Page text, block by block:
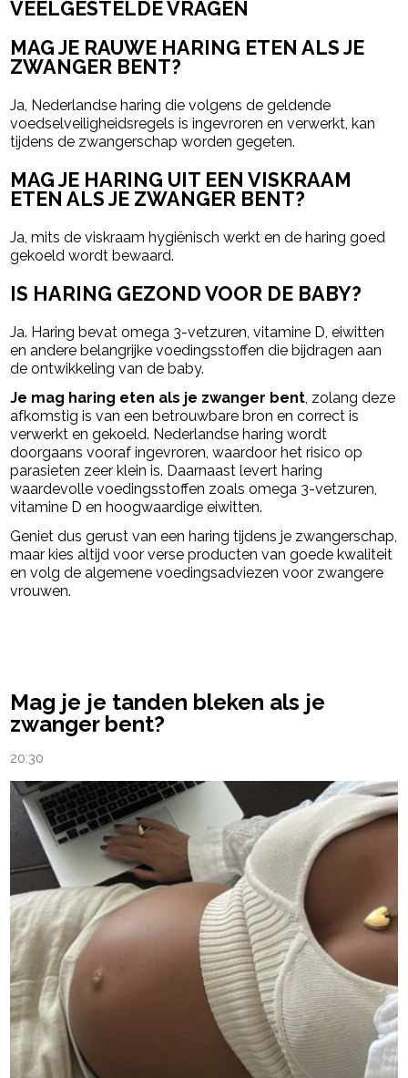
VEELGESTELDE VRAGEN
MAG JE RAUWE HARING ETEN ALS JE
ZWANGER BENT?
Ja, Nederlandse haring die volgens de geldende
voedselveiligheidsregels is ingevroren en verwerkt, kan
tijdens de zwangerschap worden gegeten.
MAG JE HARING UIT EEN VISKRAAM
ETEN ALS JE ZWANGER BENT?
Ja, mits de viskraam hygiënisch werkt en de haring goed
gekoeld wordt bewaard.
IS HARING GEZOND VOOR DE BABY?
Ja. Haring bevat omega 3-vetzuren, vitamine D, eiwitten
en andere belangrijke voedingsstoffen die bijdragen aan
de ontwikkeling van de baby.
Je mag haring eten als je zwanger bent, zolang deze
afkomstig is van een betrouwbare bron en correct is
verwerkt en gekoeld. Nederlandse haring wordt
doorgaans vooraf ingevroren, waardoor het risico op
parasieten zeer klein is. Daarnaast levert haring
waardevolle voedingsstoffen zoals omega 3-vetzuren,
vitamine D en hoogwaardige eiwitten.
Geniet dus gerust van een haring tijdens je zwangerschap,
maar kies altijd voor verse producten van goede kwaliteit
en volg de algemene voedingsadviezen voor zwangere
vrouwen.
Mag je je tanden bleken als je
zwanger bent?
20:30